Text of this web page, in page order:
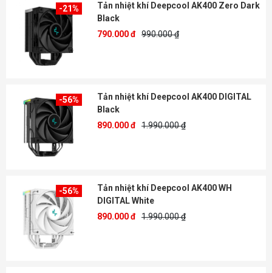
-21%
Tản nhiệt khí Deepcool AK400 Zero Dark
Black
790.000 đ 990.000 ₫
-56%
Tản nhiệt khí Deepcool AK400 DIGITAL
Black
890.000 đ 1.990.000 ₫
-56%
Tản nhiệt khí Deepcool AK400 WH
DIGITAL White
890.000 đ 1.990.000 ₫